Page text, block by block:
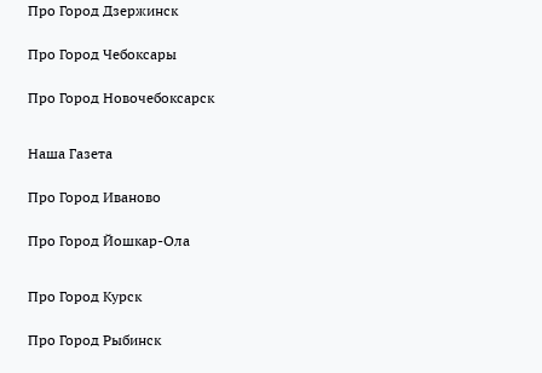
Про Город Дзержинск
Про Город Чебоксары
Про Город Новочебоксарск
Наша Газета
Про Город Иваново
Про Город Йошкар-Ола
Про Город Курск
Про Город Рыбинск